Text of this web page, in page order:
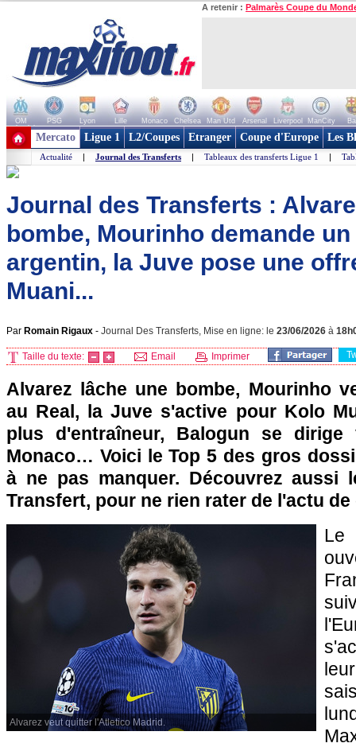
A retenir : Palmarès Coupe du
OM PSG Lyon Lille Monaco Chelsea Man Utd Arsenal Liverpool ManCity
+ de clubs
Mercato Ligue 1 L2/Coupes Etranger Coupe d'Europe Les
Actualité | Journal des Transferts | Tableaux des transferts Ligue 1 |
Journal des Transferts :
bombe, Mourinho demande
argentin, la Juve pose une
Muani...
Par Romain Rigaux - Journal Des Transferts, Mise en ligne: le 23/06/2026 à
Taille du texte: Email Imprimer
Alvarez lâche une bombe, Mourinho
au Real, la Juve s'active pour Kolo
plus d'entraîneur, Balogun se
Monaco… Voici le Top 5 des gros
à ne pas manquer. Découvrez aussi
Transfert, pour ne rien rater de l'actu de
Alvarez veut quitter l'Atletico Madrid.
Le